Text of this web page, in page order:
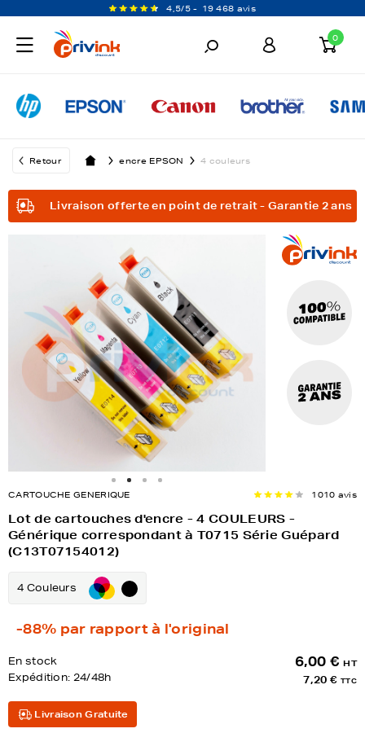
4,5/5 - 19 468 avis
0
Retour encre EPSON 4 couleurs
Livraison offerte en point de retrait - Garantie 2 ans
CARTOUCHE GENERIQUE 1010 avis
Lot de cartouches d'encre - 4 COULEURS -
Générique correspondant à T0715 Série Guépard
(C13T07154012)
4 Couleurs
-88% par rapport à l'original
En stock
Expédition: 24/48h
6,00 € HT
7,20 € TTC
Livraison Gratuite